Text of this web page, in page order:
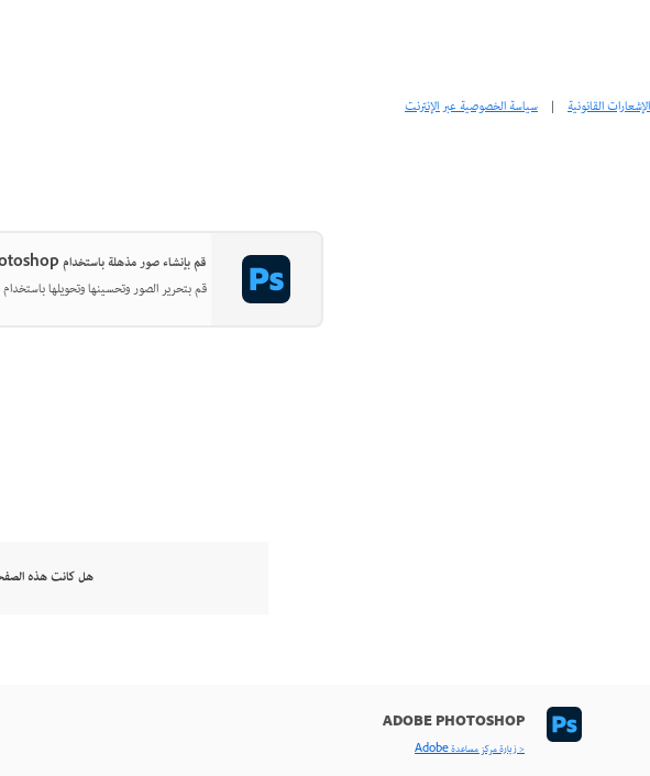
الإشعارات القانونية | سياسة الخصوصية عبر الإنترنت
قم بإنشاء صور مذهلة باستخدام Photoshop
قم بتحرير الصور وتحسينها وتحويلها باستخدام
هل كانت هذه
ADOBE PHOTOSHOP
< زيارة مركز مساعدة Adobe